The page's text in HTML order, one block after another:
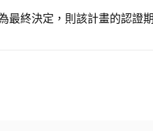
終決定，則該計畫的認證期